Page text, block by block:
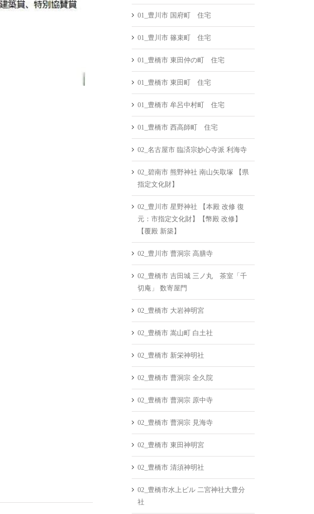
01_豊川市 国府町 住宅
01_豊川市 篠束町 住宅
01_豊橋市 東田仲の町 住宅
01_豊橋市 東田町 住宅
01_豊橋市 牟呂中村町 住宅
01_豊橋市 西高師町 住宅
02_名古屋市 臨済宗妙心寺派 利海寺
02_碧南市 熊野神社 南山矢取塚 【県
指定文化財】
02_豊川市 星野神社 【本殿 改修 復
元：市指定文化財】【幣殿 改修】
【覆殿 新築】
02_豊川市 曹洞宗 高膳寺
02_豊橋市 吉田城 三ノ丸 茶室「千
切庵」 数寄屋門
02_豊橋市 大岩神明宮
02_豊橋市 嵩山町 白土社
02_豊橋市 新栄神明社
02_豊橋市 曹洞宗 全久院
02_豊橋市 曹洞宗 原中寺
02_豊橋市 曹洞宗 見海寺
02_豊橋市 東田神明宮
02_豊橋市 清須神明社
02_豊橋市水上ビル 二宮神社大豊分
社